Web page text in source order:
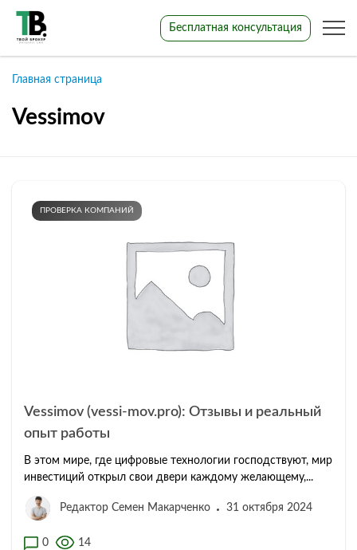
Бесплатная консультация
Главная страница
Vessimov
ПРОВЕРКА КОМПАНИЙ
Vessimov (vessi-mov.pro): Отзывы и реальный
опыт работы
В этом мире, где цифровые технологии господствуют, мир
инвестиций открыл свои двери каждому желающему,...
Редактор Семен Макарченко 31 октября 2024
0 14